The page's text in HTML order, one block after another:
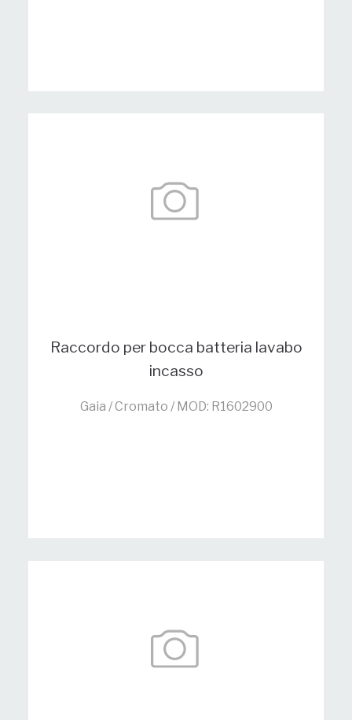
Raccordo per bocca batteria lavabo
incasso
Gaia / Cromato / MOD: R1602900